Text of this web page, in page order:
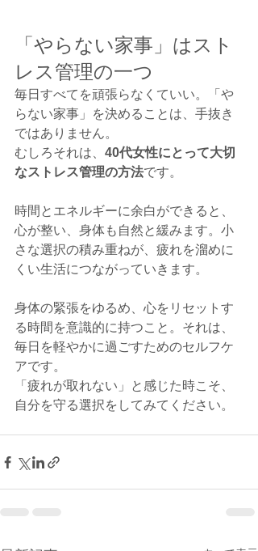
「やらない家事」はスト
レス管理の一つ
毎日すべてを頑張らなくていい。「や
らない家事」を決めることは、手抜き
ではありません。
むしろそれは、 40代女性にとって大切
なストレス管理の方法です。
時間とエネルギーに余白ができると、
心が整い、身体も自然と緩みます。小
さな選択の積み重ねが、疲れを溜めに
くい生活につながっていきます。
身体の緊張をゆるめ、心をリセットす
る時間を意識的に持つこと。それは、
毎日を軽やかに過ごすためのセルフケ
アです。
「疲れが取れない」と感じた時こそ、
自分を守る選択をしてみてください。